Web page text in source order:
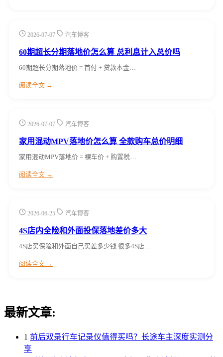
2026-07-07 汽车博客
60期超长分期落地价怎么算 总利息计入总价吗
60期超长分期落地价 = 首付 + 贷款本金…
阅读全文 →
2026-07-07 汽车博客
家用混动MPV落地价怎么算 全款购车总价明细
家用混动MPV落地价 = 裸车价 + 购置税…
阅读全文 →
2026-06-25 汽车博客
4S店内全险和外面投保落地差价多大
4S店买保险和外面自己买差多少钱 很多4S店…
阅读全文 →
最新文章:
1 前后双录行车记录仪值得买吗？长途车主深度实测分
享